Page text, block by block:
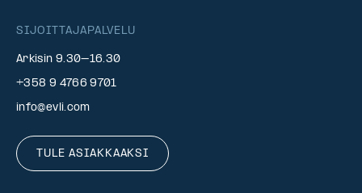
SIJOITTAJAPALVELU
Arkisin 9.30–16.30
+358 9 4766 9701
info@evli.com
TULE ASIAKKAAKSI